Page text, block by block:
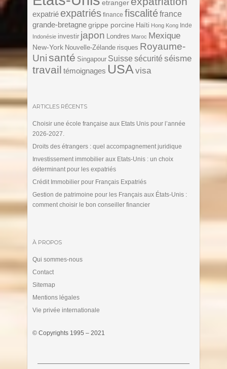
etranger
expatrié expatriés finance fiscalitéfrance
grande-bretagne grippe porcine Haïti Hong Kong Inde
Indonésie investir japon Londres Maroc Mexique
New-York Nouvelle-Zélande risques Royaume-
Unisanté Singapour Suisse sécurité séisme
travail témoignages USA visa
ARTICLES RÉCENTS
Choisir une école française aux Etats Unis pour l’année
2026-2027.
Droits des étrangers : quel accompagnement juridique
Investissement immobilier aux Etats-Unis : un choix
déterminant pour les expatriés
Crédit Immobilier pour Français Expatriés
Gestion de patrimoine pour les Français aux États-Unis :
comment choisir le bon conseiller financier
À PROPOS
Qui sommes-nous
Contact
Sitemap
Mentions légales
Vie privée internationale
© Copyrights 1995 – 2021